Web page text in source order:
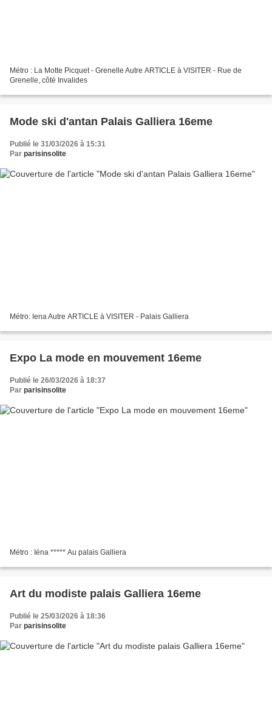
Métro : La Motte Picquet - Grenelle Autre ARTICLE à VISITER - Rue de
Grenelle, côté Invalides
Mode ski d'antan Palais Galliera 16eme
Publié le 31/03/2026 à 15:31
Par parisinsolite
Métro: Iena Autre ARTICLE à VISITER - Palais Galliera
Expo La mode en mouvement 16eme
Publié le 26/03/2026 à 18:37
Par parisinsolite
Métro : Iéna ***** Au palais Galliera
Art du modiste palais Galliera 16eme
Publié le 25/03/2026 à 18:36
Par parisinsolite